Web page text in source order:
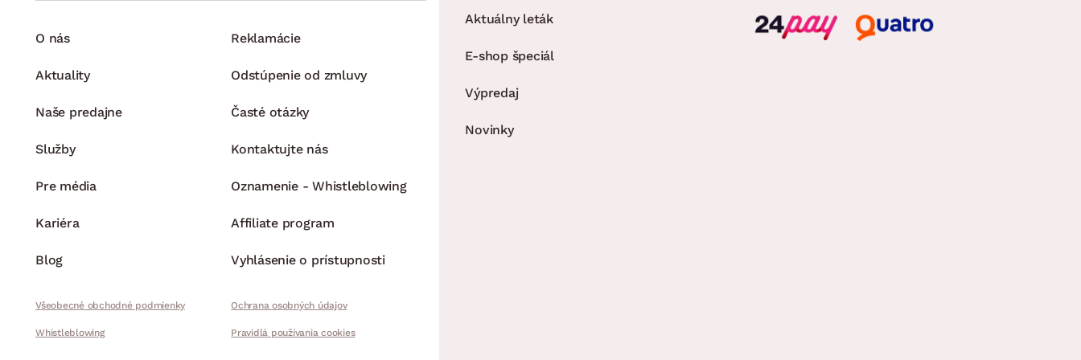
O nás
Aktuality
Naše predajne
Služby
Pre média
Kariéra
Blog
Reklamácie
Odstúpenie od zmluvy
Časté otázky
Kontaktujte nás
Oznamenie - Whistleblowing
Affiliate program
Vyhlásenie o prístupnosti
Všeobecné obchodné podmienky Ochrana osobných údajov
Whistleblowing Pravidlá používania cookies
Aktuálny leták
E-shop špeciál
Výpredaj
Novinky